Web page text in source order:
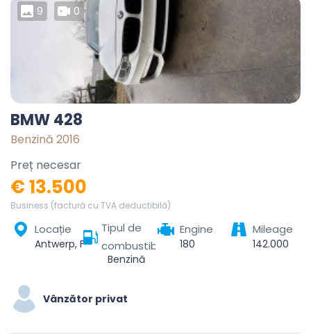
9 0
BMW 428
Benzină 2016
Preț necesar
€ 13.500
Business (factură cu TVA deductibilă)
Locație
Antwerp, Flanders, Belgium
Tipul de
combustibil
Benzină
Engine
180
Mileage
142.000
Vânzător privat